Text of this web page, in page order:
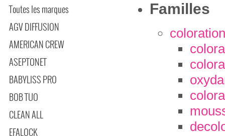
Toutes les marques
AGV DIFFUSION
AMERICAN CREW
ASEPTONET
BABYLISS PRO
BOB TUO
CLEAN ALL
EFALOCK
Familles